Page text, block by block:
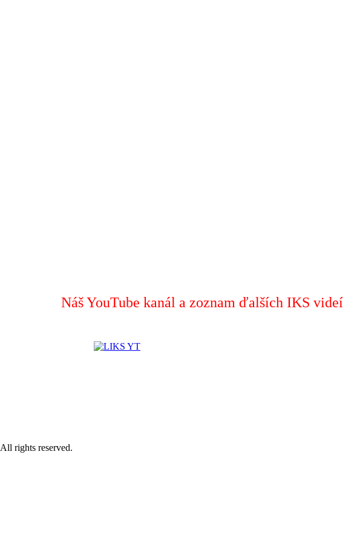
Náš YouTube kanál a zoznam ďalších IKS videí
All rights reserved.